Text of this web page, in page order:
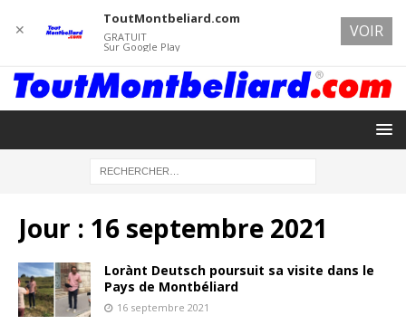
Jour : 16 septembre 2021
Lorànt Deutsch poursuit sa visite dans le
Pays de Montbéliard
16 septembre 2021
✕
ToutMontbeliard.com
GRATUIT
Sur Google Play
VOIR